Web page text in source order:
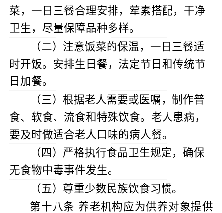
菜，一日三餐合理安排，荤素搭配，干净
卫生，尽量保障品种多样。
（二）注意饭菜的保温，一日三餐适
时开饭。安排生日餐，法定节日和传统节
日加餐。
（三）根据老人需要或医嘱，制作普
食、软食、流食和特殊饮食。老人患病，
要及时做适合老人口味的病人餐。
（四）严格执行食品卫生规定，确保
无食物中毒事件发生。
（五）尊重少数民族饮食习惯。
第十八条 养老机构应为供养对象提供